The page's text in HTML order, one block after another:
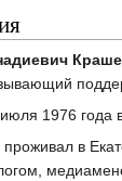
1976 года
в